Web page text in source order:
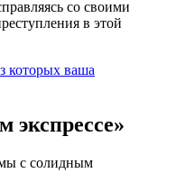
со своими
в этой
которых ваша
экспрессе»
с солидным